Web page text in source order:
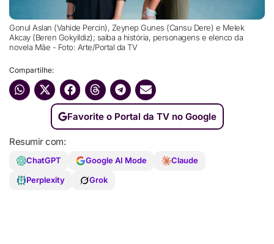
Gonul Aslan (Vahide Percin), Zeynep Gunes (Cansu Dere) e Melek
Akcay (Beren Gokyildiz); saiba a história, personagens e elenco da
novela Mãe - Foto: Arte/Portal da TV
Compartilhe:
Favorite o Portal da TV no Google
Resumir com:
ChatGPT Google AI Mode
Claude
Perplexity
Grok